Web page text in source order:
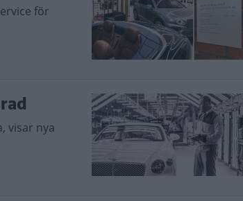
för
visar nya